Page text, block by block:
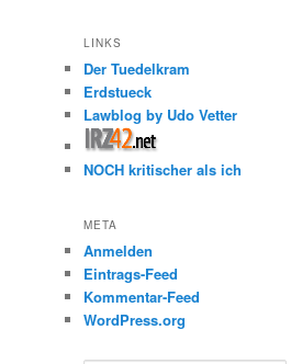
LINKS
Der Tuedelkram
Erdstueck
Lawblog by Udo Vetter
NOCH kritischer als ich
META
Anmelden
Eintrags-Feed
Kommentar-Feed
WordPress.org